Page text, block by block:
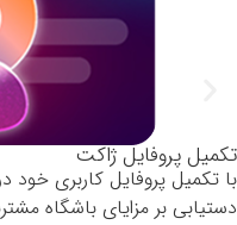
تکمیل پروفایل ژاکت
دستیابی بر مزایای باشگاه